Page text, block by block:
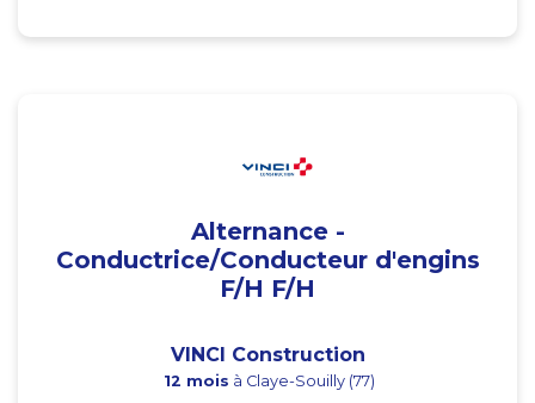
Alternance -
Conductrice/Conducteur d'engins
F/H F/H
VINCI Construction
12 mois à Claye-Souilly (77)